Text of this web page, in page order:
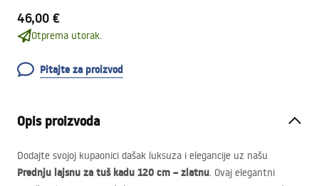
46,00 €
Otprema utorak.
Pitajte za proizvod
Opis proizvoda
Dodajte svojoj kupaonici dašak luksuza i elegancije uz našu
Prednju lajsnu za tuš kadu 120 cm – zlatnu. Ovaj elegantni